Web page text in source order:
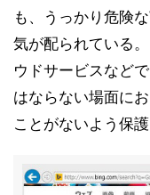
も、うっかり危険
気が配られている
ウドサービスなど
はならない場面に
ことがないよう保